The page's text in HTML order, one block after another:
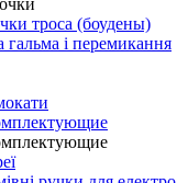
троса (боудены)
гальма і перемикання